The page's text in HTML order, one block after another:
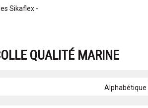
Sikaflex -
QUALITÉ MARINE
Alphabétique